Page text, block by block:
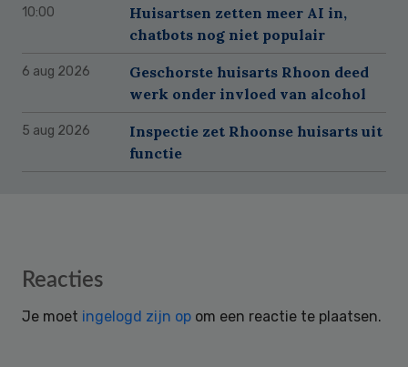
10:00
Huisartsen zetten meer AI in,
chatbots nog niet populair
6 aug 2026
Geschorste huisarts Rhoon deed
werk onder invloed van alcohol
5 aug 2026
Inspectie zet Rhoonse huisarts uit
functie
Reader
Reacties
Je moet ingelogd zijn op om een reactie te plaatsen.